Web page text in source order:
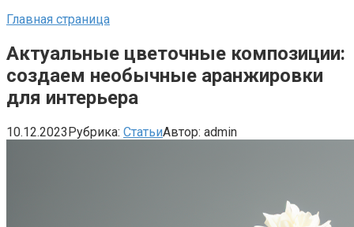
Главная страница
Актуальные цветочные композиции:
создаем необычные аранжировки
для интерьера
10.12.2023Рубрика: СтатьиАвтор: admin